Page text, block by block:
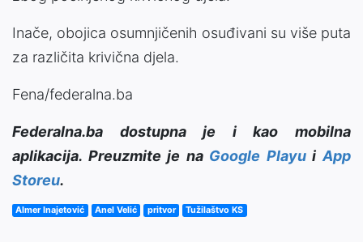
Inače, obojica osumnjičenih osuđivani su više puta
za različita krivična djela.
Fena/federalna.ba
Federalna.ba dostupna je i kao mobilna
aplikacija. Preuzmite je na Google PlayuiApp
Storeu.
Almer Inajetović Anel Velić pritvor Tužilaštvo KS